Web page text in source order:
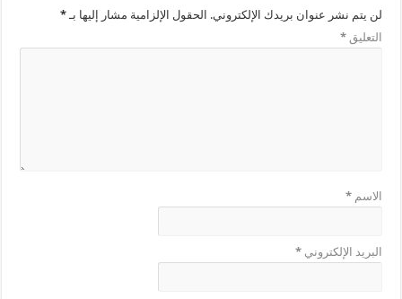
لن يتم نشر عنوان بريدك الإلكتروني. الحقول الإلزامية مشار إليها بـ*
التعليق*
الاسم*
البريد الإلكتروني*